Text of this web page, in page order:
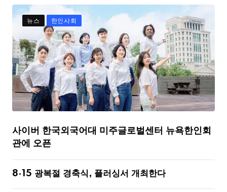
뉴스 한인사회
사이버 한국외국어대 미주글로벌센터 뉴욕한인회
관에 오픈
8·15 광복절 경축식, 플러싱서 개최한다